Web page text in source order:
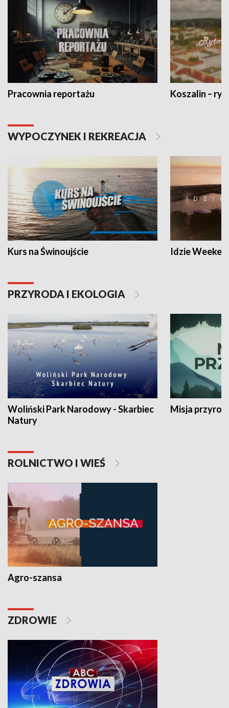
Pracownia reportażu Koszalin –
WYPOCZYNEK I REKREACJA
Kurs na Świnoujście Idzie
PRZYRODA I EKOLOGIA
Woliński Park Narodowy - Skarbiec
Natury
Misja
ROLNICTWO I WIEŚ
Agro-szansa
ZDROWIE